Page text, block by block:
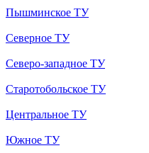
Пышминское ТУ
Северное ТУ
Северо-западное ТУ
Старотобольское ТУ
Центральное ТУ
Южное ТУ